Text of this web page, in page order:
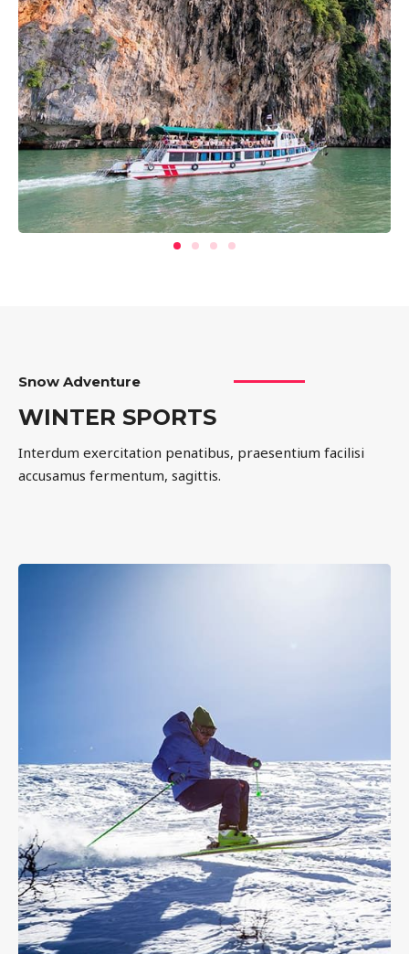
Snow Adventure
WINTER SPORTS
Interdum exercitation penatibus, praesentium facilisi
accusamus fermentum, sagittis.